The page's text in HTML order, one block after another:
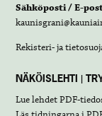
Sähköposti / E-
Rekisteri- ja
NÄKÖISLEHTI |
Lue lehdetPDF-